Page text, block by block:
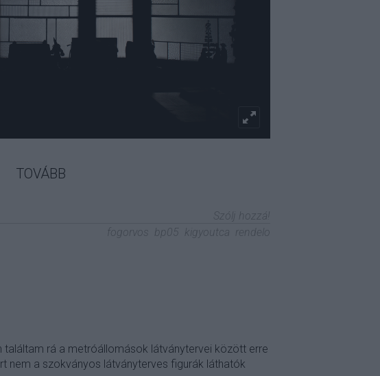
TOVÁBB
Szólj hozzá!
fogorvos
bp05 kigyoutca rendelo
találtam rá a metróállomások látványtervei között erre
nem a szokványos látványterves figurák láthatók